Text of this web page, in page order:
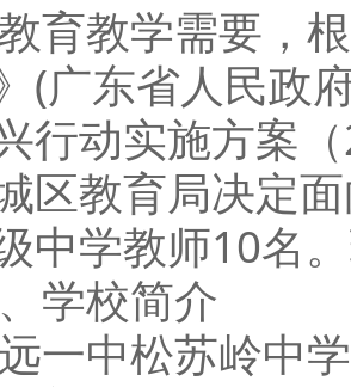
教学需要，根
(广东省人民政
行动实施方案
区教育局决定
中学教师10名
校简介
中松苏岭中学